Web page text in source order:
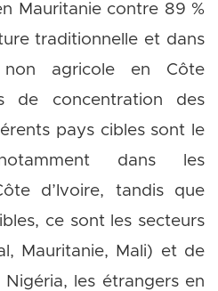
Mauritanie contre 89 %
traditionnelle et dans
agricole en Côte
de concentration des
pays cibles sont le
dans les
d’Ivoire, tandis que
ce sont les secteurs
Mauritanie, Mali) et de
Nigéria, les étrangers en